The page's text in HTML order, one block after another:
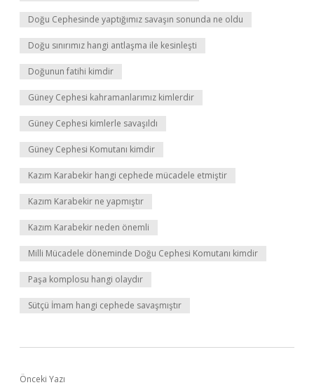
Doğu Cephesinde yaptığımız savaşın sonunda ne oldu
Doğu sınırımız hangi antlaşma ile kesinleşti
Doğunun fatihi kimdir
Güney Cephesi kahramanlarımız kimlerdir
Güney Cephesi kimlerle savaşıldı
Güney Cephesi Komutanı kimdir
Kazım Karabekir hangi cephede mücadele etmiştir
Kazım Karabekir ne yapmıştır
Kazım Karabekir neden önemli
Milli Mücadele döneminde Doğu Cephesi Komutanı kimdir
Paşa komplosu hangi olaydır
Sütçü İmam hangi cephede savaşmıştır
Önceki Yazı